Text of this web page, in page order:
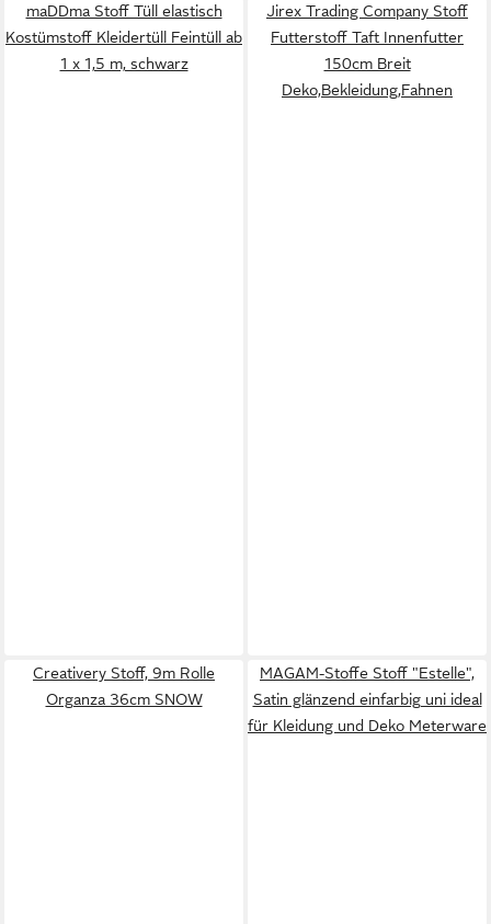
maDDma Stoff Tüll elastisch
Kostümstoff Kleidertüll Feintüll ab
1 x 1,5 m, schwarz
Jirex Trading Company Stoff
Futterstoff Taft Innenfutter
150cm Breit
Deko,Bekleidung,Fahnen
Creativery Stoff, 9m Rolle
Organza 36cm SNOW
MAGAM-Stoffe Stoff "Estelle",
Satin glänzend einfarbig uni ideal
für Kleidung und Deko Meterware